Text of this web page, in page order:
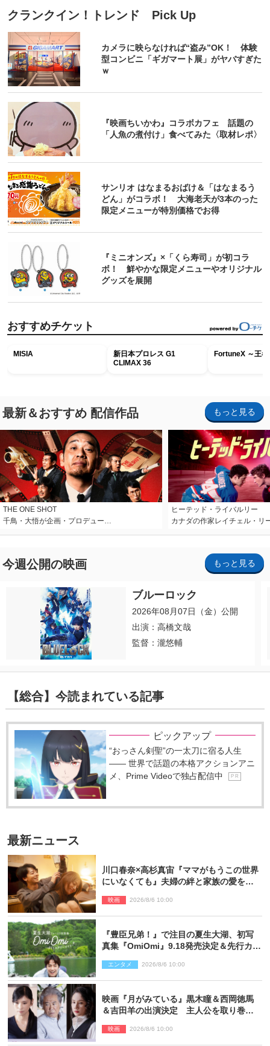
クランクイン！トレンド Pick Up
カメラに映らなければ“盗み”OK！ 体験
型コンビニ「ギガマート展」がヤバすぎた
ｗ
『映画ちいかわ』コラボカフェ 話題の
「人魚の煮付け」食べてみた〈取材レポ〉
サンリオ はなまるおばけ＆「はなまるう
どん」がコラボ！ 大海老天が3本のった
限定メニューが特別価格でお得
『ミニオンズ』×「くら寿司」が初コラ
ボ！ 鮮やかな限定メニューやオリジナル
グッズを展開
おすすめチケット
MISIA
新日本プロレス G1
CLIMAX 36
FortuneX ～王
最新＆おすすめ 配信作品 もっと見る
THE ONE SHOT
千鳥・大悟が企画・プロデュー…
ヒーテッド・ライバルリー
カナダの作家レイチェル・リ
今週公開の映画 もっと見る
ブルーロック
2026年08月07日（金）公開
出演：高橋文哉
監督：瀧悠輔
【総合】今読まれている記事
ピックアップ
“おっさん剣聖”の一太刀に宿る人生
―― 世界で話題の本格アクションアニ
メ、Prime Videoで独占配信中
P R
最新ニュース
川口春奈×高杉真宙『ママがもうこの世界
にいなくても』夫婦の絆と家族の愛を映
映画 2026/8/6 10:00
『豊臣兄弟！』で注目の夏生大湖、初写
真集『OmiOmi』9.18発売決定＆先行カッ
エンタメ 2026/8/6 10:00
映画『月がみている』黒木瞳＆西岡徳馬
＆吉田羊の出演決定 主人公を取り巻く
映画 2026/8/6 10:00